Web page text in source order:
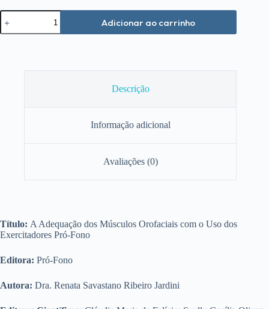
A
Adequação
dos
Exercitadores
Adicionar ao carrinho
Descrição
Informação adicional
Avaliações (0)
Título: A Adequação dos Músculos Orofaciais com o Uso dos
Exercitadores Pró-Fono
Editora: Pró-Fono
Autora: Dra. Renata Savastano Ribeiro Jardini